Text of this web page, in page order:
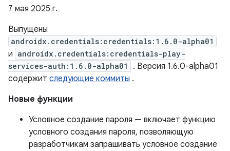
7 мая 2025 г.
Выпущены
androidx.credentials:credentials:1.6.0-alpha01
и androidx.credentials:credentials-play-
services-auth:1.6.0-alpha01
. Версия 1.6.0-alpha01
содержит следующие коммиты .
Новые функции
Условное создание пароля — включает функцию
условного создания пароля, позволяющую
разработчикам запрашивать условное создание